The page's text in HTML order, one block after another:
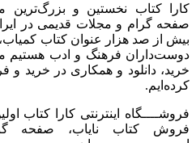
کارا کتاب نخستین و بزرگ‌ترین
صفحه گرام و مجلات قدیمی در
بیش از صد هزار عنوان کتاب
خرید، دانلود و همکاری در خرید و
کرده‌ایم.
فروشــــگاه اینترنتی کارا کتاب
فروش کتاب نایاب، صفحه